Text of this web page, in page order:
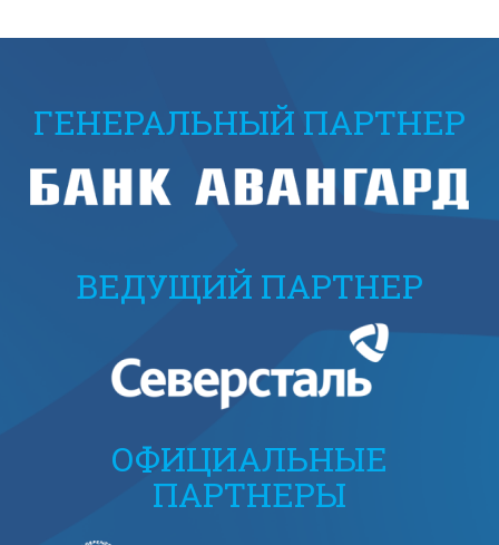
ГЕНЕРАЛЬНЫЙ ПАРТНЕР
ВЕДУЩИЙ ПАРТНЕР
ОФИЦИАЛЬНЫЕ
ПАРТНЕРЫ